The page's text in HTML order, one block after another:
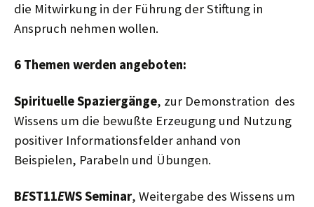
die Mitwirkung in der Führung der Stiftung in
Anspruch nehmen wollen.
6 Themen werden angeboten:
Spirituelle Spaziergänge, zur Demonstration des
Wissens um die bewußte Erzeugung und Nutzung
positiver Informationsfelder anhand von
Beispielen, Parabeln und Übungen.
BEST11EWS Seminar, Weitergabe des Wissens um